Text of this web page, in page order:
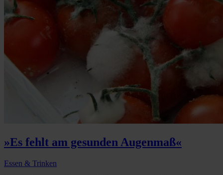
»Es fehlt am gesunden Augenmaß«
Essen & Trinken